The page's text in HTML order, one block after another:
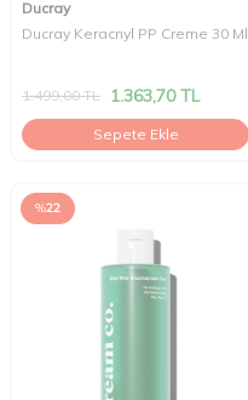
Ducray
Ducray Keracnyl PP Creme 30 Ml
1.499,00TL 1.363,70TL
Sepete Ekle
%22